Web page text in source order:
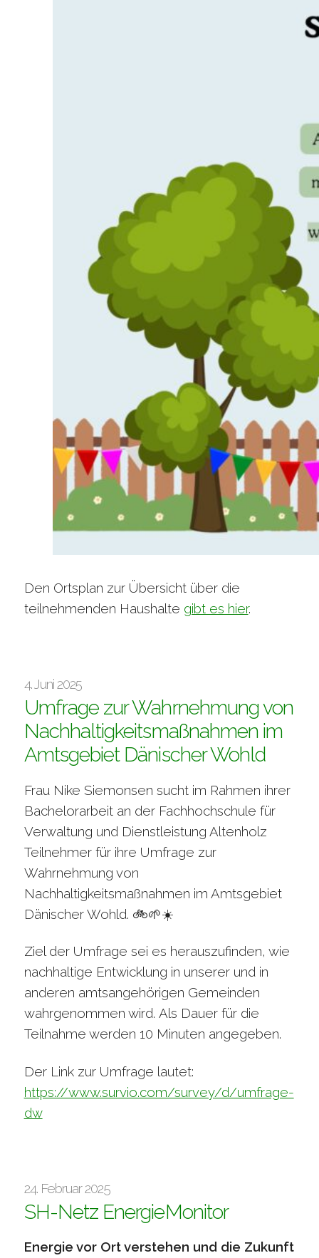
Den Ortsplan zur Übersicht über die
teilnehmenden Haushalte gibt es hier.
4. Juni 2025
Umfrage zur Wahrnehmung von
Nachhaltigkeitsmaßnahmen im
Amtsgebiet Dänischer Wohld
Frau Nike Siemonsen sucht im Rahmen ihrer
Bachelorarbeit an der Fachhochschule für
Verwaltung und Dienstleistung Altenholz
Teilnehmer für ihre Umfrage zur
Wahrnehmung von
Nachhaltigkeitsmaßnahmen im Amtsgebiet
Dänischer Wohld. 🚲🌱☀️
Ziel der Umfrage sei es herauszufinden, wie
nachhaltige Entwicklung in unserer und in
anderen amtsangehörigen Gemeinden
wahrgenommen wird. Als Dauer für die
Teilnahme werden 10 Minuten angegeben.
Der Link zur Umfrage lautet:
https://www.survio.com/survey/d/umfrage-
dw
24. Februar 2025
SH-Netz EnergieMonitor
Energie vor Ort verstehen und die Zukunft